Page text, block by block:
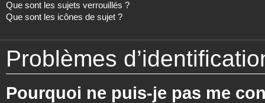
Que sont les sujets verrouillés ?
Que sont les icônes de sujet ?
Problèmes
Pourquoi ne puis-je pas me